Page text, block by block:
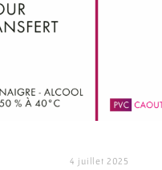
4 juillet 2025